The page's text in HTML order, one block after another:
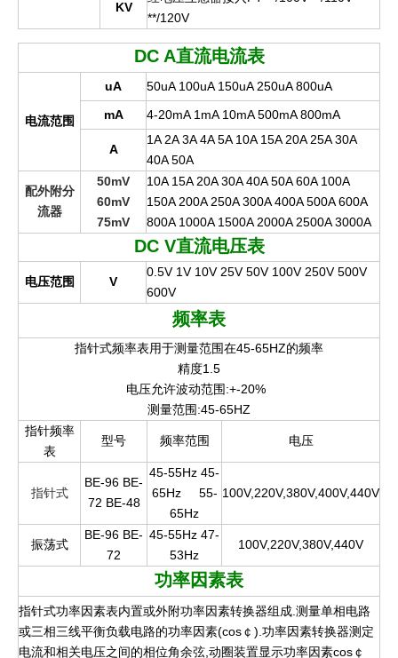
KV
**/120V
DC A直流电流表
电流范围
uA
50uA 100uA 150uA 250uA 800uA
mA
4-20mA 1mA 10mA 500mA 800mA
A
1A 2A 3A 4A 5A 10A 15A 20A 25A 30A
40A 50A
配外附分
流器
50mV
60mV
75mV
10A 15A 20A 30A 40A 50A 60A 100A
150A 200A 250A 300A 400A 500A 600A
800A 1000A 1500A 2000A 2500A 3000A
DC V直流电压表
电压范围 V
0.5V 1V 10V 25V 50V 100V 250V 500V
600V
频率表
指针式频率表用于测量范围在45-65HZ的频率
精度1.5
电压允许波动范围:+-20%
测量范围:45-65HZ
指针频率
表
型号 频率范围 电压
指针式
BE-96 BE-
72 BE-48
45-55Hz 45-
65Hz
55-
65Hz
100V,220V,380V,400V,440V
振荡式
BE-96 BE-
72
45-55Hz 47-
53Hz
100V,220V,380V,440V
功率因素表
指针式功率因素表内置或外附功率因素转换器组成.测量单相电路
或三相三线平衡负载电路的功率因素(cos￠).功率因素转换器测定
电流和相关电压之间的相位角余弦,动圈装置显示功率因素cos￠